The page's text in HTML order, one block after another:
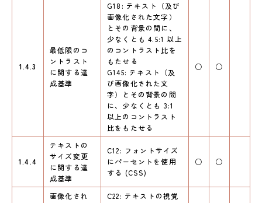
1.4.3
最低限のコ
ントラスト
に関する達
成基準
G18: テキスト（及び
画像化された文字）
とその背景の間に、
少なくとも 4.5:1 以上
のコントラスト比を
もたせる
G145: テキスト（及
び画像化された文
字）とその背景の間
に、少なくとも 3:1
以上のコントラスト
比をもたせる
○ ○
1.4.4
テキストの
サイズ変更
に関する達
成基準
C12: フォントサイズ
にパーセントを使用
する (CSS)
○ ○
画像化され
C22: テキストの視覚